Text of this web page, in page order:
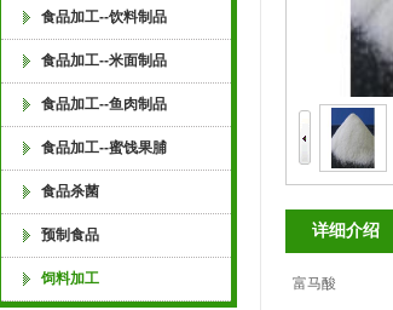
料 宠物饲料 水产饲料 饲料抗氧化剂 饲料生物防霉
司 水果罐头，果汁饮料，谷物饮料，冰淇淋，雪糕
奶，果奶，风味奶饮料，肉制品护色，肉制品腌制，
食品加工--饮料制品
食品加工--米面制品
食品加工--鱼肉制品
食品加工--蜜饯果脯
食品杀菌
预制食品
饲料加工
萧山食品工业协会监事长单位
详细介绍
富马酸